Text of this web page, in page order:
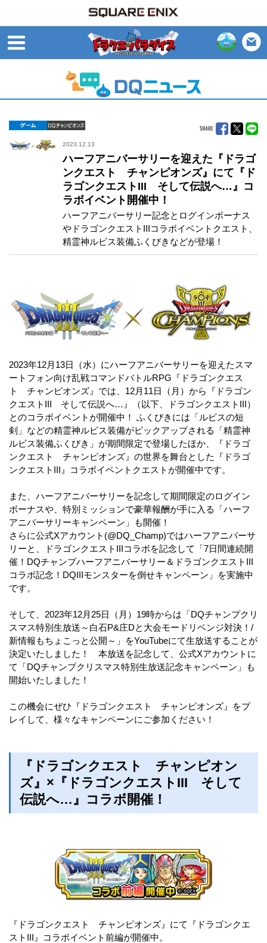
ゲーム
2023.12.13
ハーフアニバーサリーを迎えた『ドラゴ
ンクエスト チャンピオンズ』にて『ド
ラゴンクエストIII そして伝説へ…』コ
ラボイベント開催中！
ハーフアニバーサリー記念とログインボーナス
やドラゴンクエストIIIコラボイベントクエスト、
精霊神ルビス装備ふくびきなどが登場！
2023年12月13日（水）にハーフアニバーサリーを迎えたスマ
ートフォン向け乱戦コマンドバトルRPG『ドラゴンクエス
ト チャンピオンズ』では、12月11日（月）から『ドラゴン
クエストIII そして伝説へ…』（以下、ドラゴンクエストIII）
とのコラボイベントが開催中！ ふくびきには「ルビスの短
剣」などの精霊神ルビス装備がピックアップされる「精霊神
ルビス装備ふくびき」が期間限定で登場したほか、『ドラゴ
ンクエスト チャンピオンズ』の世界を舞台とした『ドラゴ
ンクエストIII』コラボイベントクエストが開催中です。
また、ハーフアニバーサリーを記念して期間限定のログイン
ボーナスや、特別ミッションで豪華報酬が手に入る「ハーフ
アニバーサリーキャンペーン」も開催！
さらに公式Xアカウント(@DQ_Champ)ではハーフアニバーサ
リーと、ドラゴンクエストIIIコラボを記念して「7日間連続開
催！DQチャンプハーフアニバーサリー＆ドラゴンクエストIII
コラボ記念！DQIIIモンスターを倒せキャンペーン」を実施中
です。
そして、2023年12月25日（月）19時からは「DQチャンプクリ
スマス特別生放送～白石P&庄Dと大会モードリベンジ対決！/
新情報もちょこっと公開～」をYouTubeにて生放送することが
決定いたしました！ 本放送を記念して、公式Xアカウントに
て「DQチャンプクリスマス特別生放送記念キャンペーン」も
開始いたしました！
この機会にぜひ『ドラゴンクエスト チャンピオンズ』をプ
レイして、様々なキャンペーンにご参加ください！
『ドラゴンクエスト チャンピオン
ズ』×『ドラゴンクエストIII そして
伝説へ…』コラボ開催！
『ドラゴンクエスト チャンピオンズ』にて『ドラゴンクエ
ストIII』コラボイベント前編が開催中。